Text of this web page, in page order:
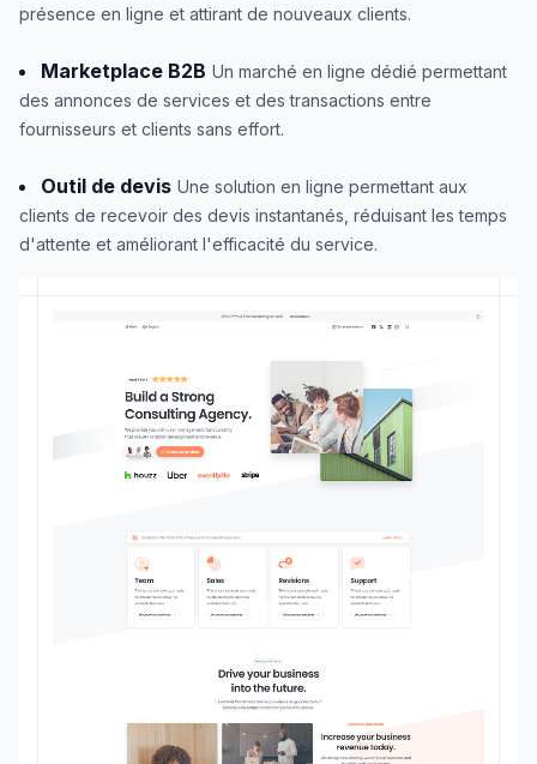
présence en ligne et attirant de nouveaux clients.
Marketplace B2B Un marché en ligne dédié permettant
des annonces de services et des transactions entre
fournisseurs et clients sans effort.
Outil de devis Une solution en ligne permettant aux
clients de recevoir des devis instantanés, réduisant les temps
d'attente et améliorant l'efficacité du service.